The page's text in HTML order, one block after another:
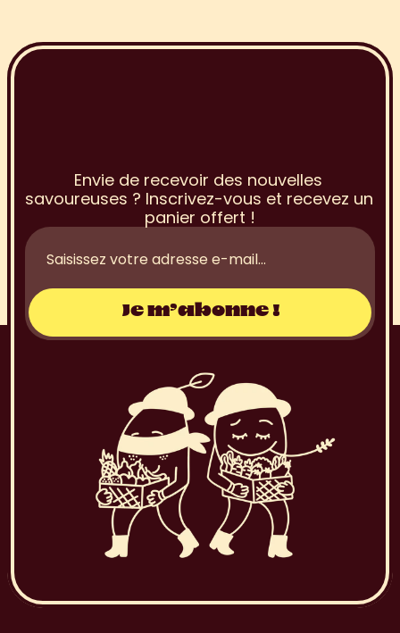
la Newslette
Envie de recevoir des nouvelles
savoureuses ? Inscrivez-vous et recevez un
panier offert !